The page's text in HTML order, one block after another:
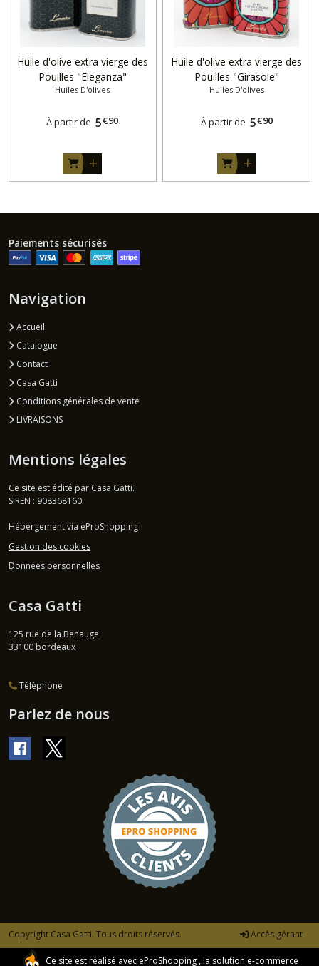
Huile d'olive extra vierge des
Pouilles "Eleganza"
Huiles D'olives
À partir de 5€90
Huile d'olive extra vierge des
Pouilles "Girasole"
Huiles D'olives
À partir de 5€90
Paiements sécurisés
Navigation
Accueil
Catalogue
Contact
Casa Gatti
Conditions générales de vente
LIVRAISONS
Mentions légales
Ce site est édité par Casa Gatti.
SIREN : 908368160
Hébergement via eProShopping
Gestion des cookies
Données personnelles
Casa Gatti
125 rue de la Benauge
33100 bordeaux
Téléphone
Parlez de nous
Copyright Casa Gatti. Tous droits réservés. Accès gérant
Ce site est réalisé avec eProShopping , la solution e-commerce